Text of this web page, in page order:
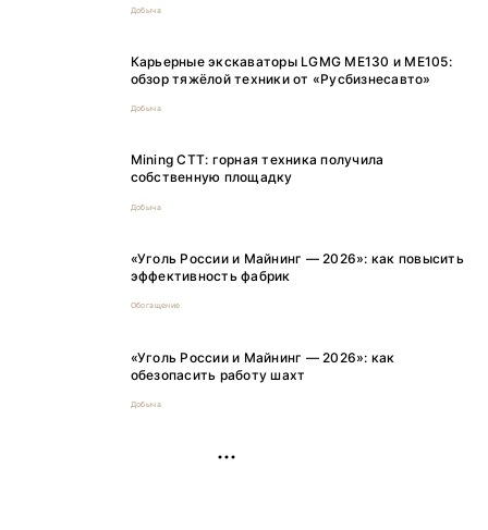
Добыча
Карьерные экскаваторы LGMG ME130 и ME105:
обзор тяжёлой техники от «Русбизнесавто»
Добыча
Mining CTT: горная техника получила
собственную площадку
Добыча
«Уголь России и Майнинг — 2026»: как повысить
эффективность фабрик
Обогащение
«Уголь России и Майнинг — 2026»: как
обезопасить работу шахт
Добыча